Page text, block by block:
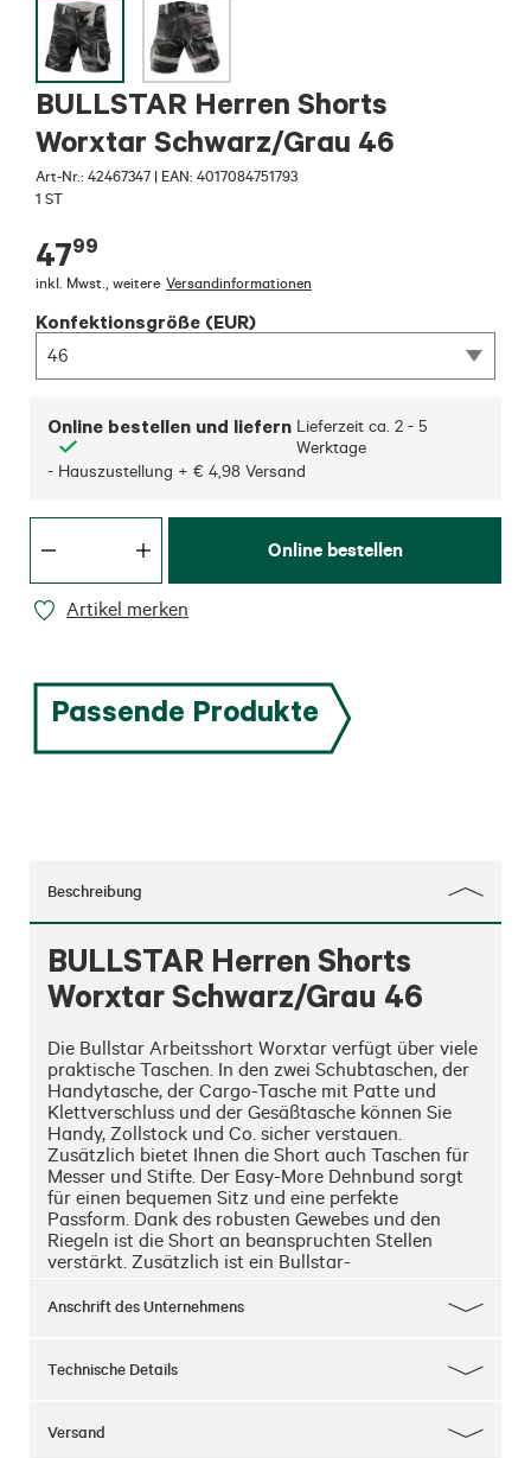
BULLSTAR Herren Shorts
Worxtar Schwarz/Grau 46
Art-Nr.: 42467347 | EAN: 4017084751793
1 ST
4799
inkl. Mwst. weitere Versandinformationen
Konfektionsgröße (EUR)
46
Online bestellen und liefern Lieferzeit ca. 2 - 5
Werktage
- Hauszustellung + € 4,98 Versand
Online bestellen
Artikel merken
Passende Produkte
Beschreibung
BULLSTAR Herren Shorts
Worxtar Schwarz/Grau 46
Die Bullstar Arbeitsshort Worxtar verfügt über viele
praktische Taschen. In den zwei Schubtaschen, der
Handytasche, der Cargo-Tasche mit Patte und
Klettverschluss und der Gesäßtasche können Sie
Handy, Zollstock und Co. sicher verstauen.
Zusätzlich bietet Ihnen die Short auch Taschen für
Messer und Stifte. Der Easy-More Dehnbund sorgt
für einen bequemen Sitz und eine perfekte
Passform. Dank des robusten Gewebes und den
Riegeln ist die Short an beanspruchten Stellen
verstärkt. Zusätzlich ist ein Bullstar-
Material: 65% Polyester, 35% Baumwolle/Kniebesatz,
Anschrift des Unternehmens
Technische Details
Versand